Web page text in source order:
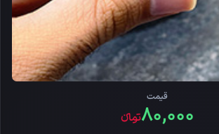
قیمت
۸۰,۰۰۰تومانءء